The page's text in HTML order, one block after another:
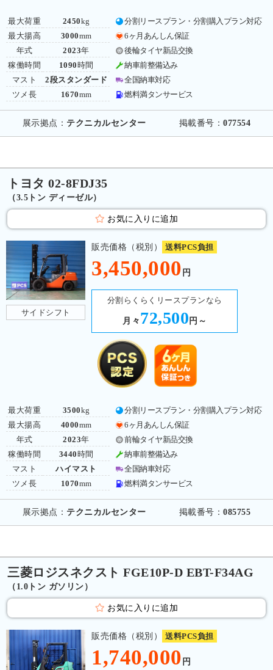
最大荷重
最大揚高
年式
稼働時間
マスト
ツメ長
2450kg
3000mm
2023年
1090 時間
2段スタンダード
1670mm
分割リースプラン・分割購入プラン対応
6ヶ月あんしん保証
後輪タイヤ新品交換
納車前整備込み
全国納車対応
燃料満タンサービス
展示拠点： テクニカルセンター 掲載番号：077554
トヨタ 02-8FDJ35
（3.5トン ディーゼル）
お気に入りに追加
サイドシフト
販売価格（税別） 送料PCS負担
3,450,000 円
分割らくらくリースプランなら
月々 72,500 円～
最大荷重
最大揚高
年式
稼働時間
マスト
ツメ長
3500kg
4000mm
2023年
3440 時間
ハイマスト
1070mm
分割リースプラン・分割購入プラン対応
6ヶ月あんしん保証
前輪タイヤ新品交換
納車前整備込み
全国納車対応
燃料満タンサービス
展示拠点： テクニカルセンター 掲載番号：085755
三菱ロジスネクスト FGE10P-D EBT-F34AG
（1.0トン ガソリン）
お気に入りに追加
販売価格（税別） 送料PCS負担
1,740,000 円